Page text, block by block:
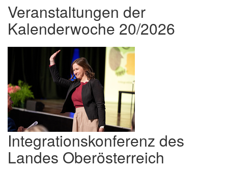
Veranstaltungen der
Kalenderwoche 20/2026
Integrationskonferenz des
Landes Oberösterreich